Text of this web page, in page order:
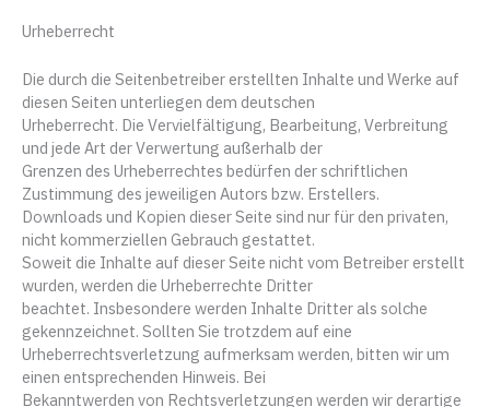
Urheberrecht
Die durch die Seitenbetreiber erstellten Inhalte und Werke auf
diesen Seiten unterliegen dem deutschen
Urheberrecht. Die Vervielfältigung, Bearbeitung, Verbreitung
und jede Art der Verwertung außerhalb der
Grenzen des Urheberrechtes bedürfen der schriftlichen
Zustimmung des jeweiligen Autors bzw. Erstellers.
Downloads und Kopien dieser Seite sind nur für den privaten,
nicht kommerziellen Gebrauch gestattet.
Soweit die Inhalte auf dieser Seite nicht vom Betreiber erstellt
wurden, werden die Urheberrechte Dritter
beachtet. Insbesondere werden Inhalte Dritter als solche
gekennzeichnet. Sollten Sie trotzdem auf eine
Urheberrechtsverletzung aufmerksam werden, bitten wir um
einen entsprechenden Hinweis. Bei
Bekanntwerden von Rechtsverletzungen werden wir derartige